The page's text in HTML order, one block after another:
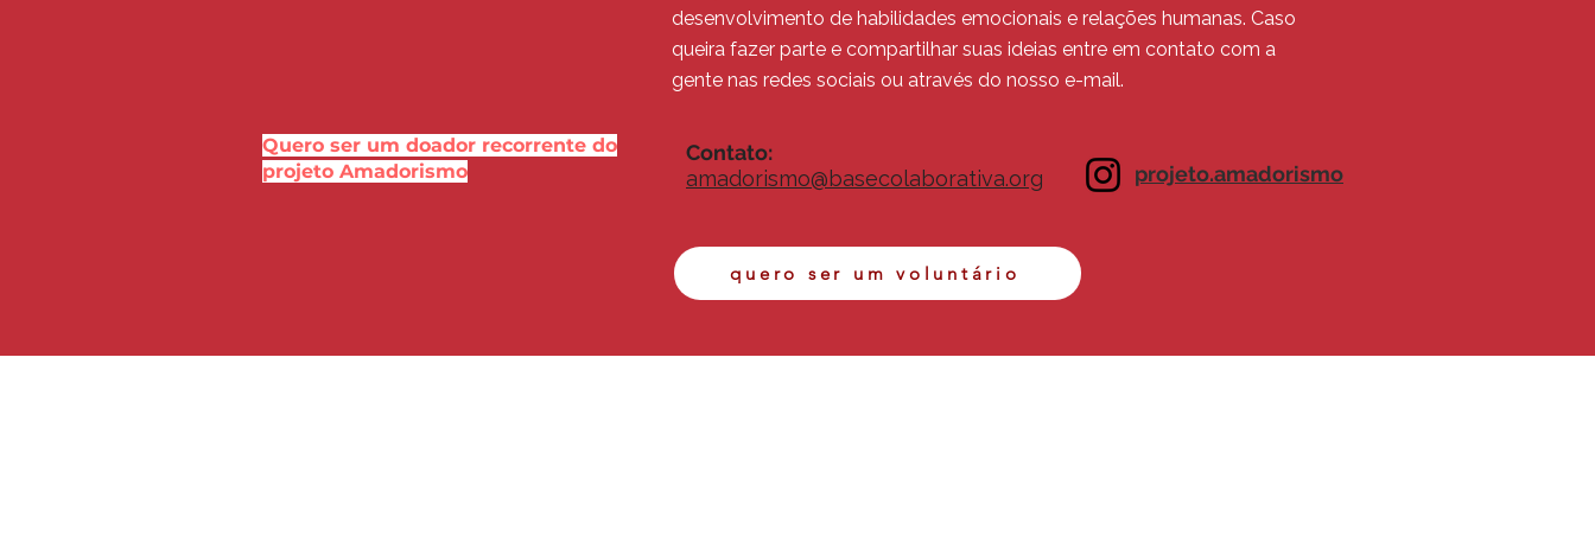
Quero ser um doador recorrente do
projeto Amadorismo
desenvolvimento de habilidades emocionais e relações humanas. Caso
queira fazer parte e compartilhar suas ideias entre em contato com a
gente nas redes sociais ou através do nosso e-mail.
Contato:
amadorismo@basecolaborativa.org
projeto.amadorismo
quero ser um voluntário